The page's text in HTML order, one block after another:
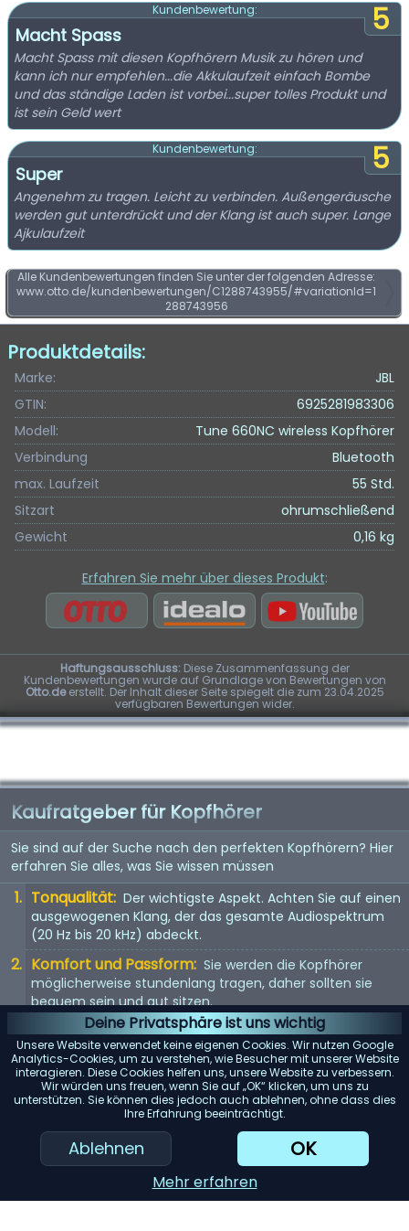
Deine Privatsphäre ist uns wichtig
Unsere Website verwendet keine eigenen Cookies. Wir nutzen Google
Analytics-Cookies, um zu verstehen, wie Besucher mit unserer Website
interagieren. Diese Cookies helfen uns, unsere Website zu verbessern.
Wir würden uns freuen, wenn Sie auf „OK“ klicken, um uns zu
unterstützen. Sie können dies jedoch auch ablehnen, ohne dass dies
Ihre Erfahrung beeinträchtigt.
Ablehnen OK
Mehr erfahren
5
Kundenbewertung:
Macht Spass
Macht Spass mit diesen Kopfhörern Musik zu hören und
kann ich nur empfehlen...die Akkulaufzeit einfach Bombe
und das ständige Laden ist vorbei...super tolles Produkt und
ist sein Geld wert
5
Kundenbewertung:
Super
Angenehm zu tragen. Leicht zu verbinden. Außengeräusche
werden gut unterdrückt und der Klang ist auch super. Lange
Ajkulaufzeit
Alle Kundenbewertungen finden Sie unter der folgenden Adresse:
www.otto.de/kundenbewertungen/C1288743955/#variationId=1
288743956
Produktdetails:
Marke:
JBL
GTIN:
6925281983306
Modell:
Tune 660NC wireless Kopfhörer
Verbindung
Bluetooth
max. Laufzeit
55 Std.
Sitzart
ohrumschließend
Gewicht
0,16 kg
Erfahren Sie mehr über dieses Produkt:
Haftungsausschluss:Diese Zusammenfassung der
Kundenbewertungen wurde auf Grundlage von Bewertungen von
Otto.deerstellt. Der Inhalt dieser Seite spiegelt die zum 23.04.2025
verfügbaren Bewertungen wider.
Kaufratgeber für Kopfhörer
Sie sind auf der Suche nach den perfekten Kopfhörern? Hier
erfahren Sie alles, was Sie wissen müssen
Tonqualität: Der wichtigste Aspekt. Achten Sie auf einen
ausgewogenen Klang, der das gesamte Audiospektrum
(20 Hz bis 20 kHz) abdeckt.
Komfort und Passform: Sie werden die Kopfhörer
möglicherweise stundenlang tragen, daher sollten sie
bequem sein und gut sitzen.
Kopfhörertyp: In-Ear, On-Ear oder Over-Ear? Jeder Typ
hat seine Vor- und Nachteile. Wählen Sie entsprechend
Ihren Vorlieben.
Mit Kabel oder kabellos: Kabellose Kopfhörer bieten
Bewegungsfreiheit, aber kabelgebundene Kopfhörer
bieten in der Regel eine bessere Tonqualität.
KI-Einkaufsassistent